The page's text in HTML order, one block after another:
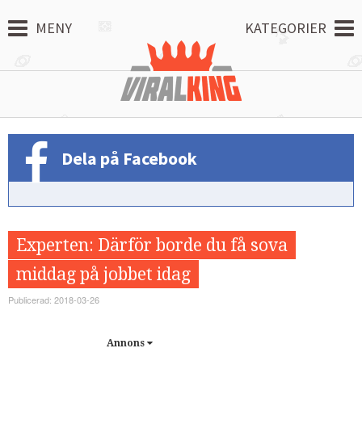
MENY KATEGORIER
Dela på Facebook
Experten: Därför borde du få sova
middag på jobbet idag
Publicerad: 2018-03-26
Annons